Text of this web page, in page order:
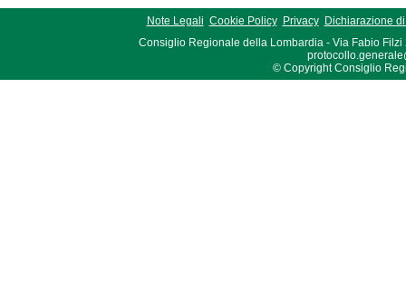
Note Legali Cookie Policy Privacy
Dichiarazione
Consiglio Regionale della Lombardia - Via Fabio Filzi
© Copyright Consiglio